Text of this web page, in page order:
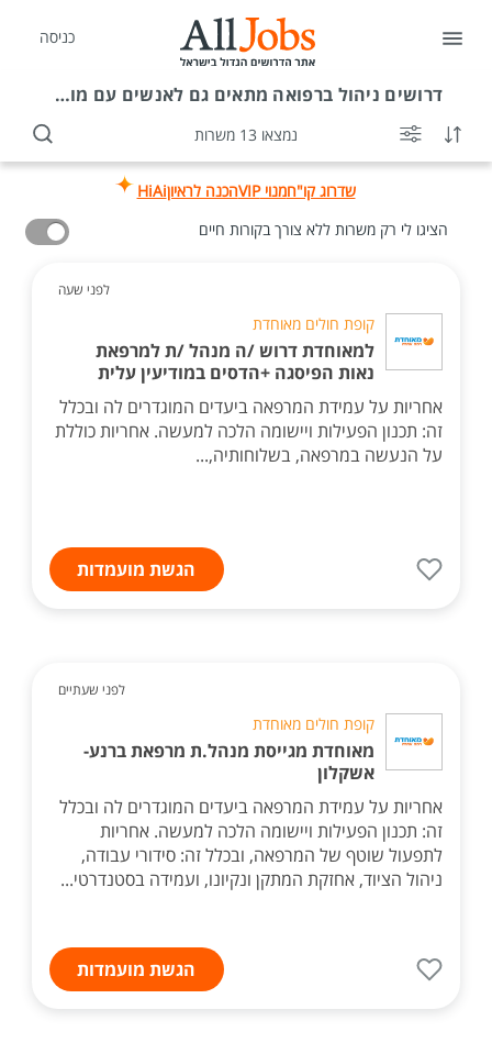
כניסה
דרושים ניהול ברפואה מתאים גם לאנשים עם מוגבלות
נמצאו 13 משרות
שדרוג קו"חמנוי VIP הכנה לראיוןHiAi
הציגו לי רק משרות ללא צורך בקורות חיים
לפני שעה
קופת חולים מאוחדת
למאוחדת דרוש /ה מנהל /ת למרפאת
נאות הפיסגה +הדסים במודיעין עלית
אחריות על עמידת המרפאה ביעדים המוגדרים לה ובכלל
זה: תכנון הפעילות ויישומה הלכה למעשה. אחריות כוללת
על הנעשה במרפאה, בשלוחותיה,...
הגשת מועמדות
לפני שעתיים
קופת חולים מאוחדת
מאוחדת מגייסת מנהל.ת מרפאת ברנע-
אשקלון
אחריות על עמידת המרפאה ביעדים המוגדרים לה ובכלל
זה: תכנון הפעילות ויישומה הלכה למעשה. אחריות
לתפעול שוטף של המרפאה, ובכלל זה: סידורי עבודה,
ניהול הציוד, אחזקת המתקן ונקיונו, ועמידה בסטנדרטי...
הגשת מועמדות